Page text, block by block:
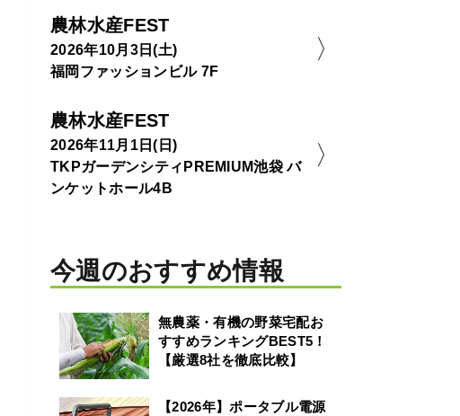
農林水産FEST
2026年10月3日(土)
福岡ファッションビル 7F
農林水産FEST
2026年11月1日(日)
TKPガーデンシティPREMIUM池袋 バ
ンケットホール4B
今週のおすすめ情報
無農薬・有機の野菜宅配お
すすめランキングBEST5！
【厳選8社を徹底比較】
【2026年】ポータブル電源